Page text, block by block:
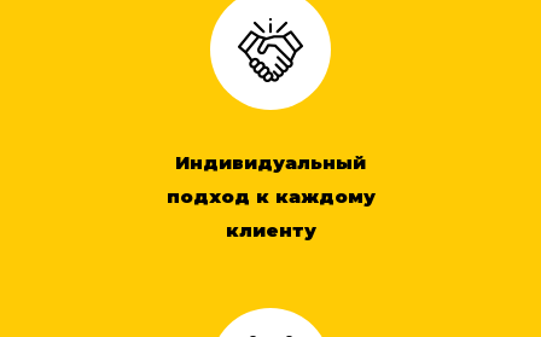
Индивидуальный
подход к каждому
клиенту